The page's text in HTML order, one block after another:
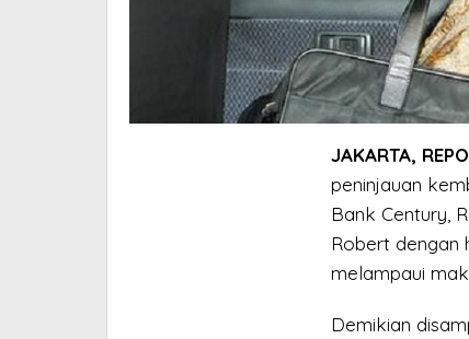
JAKARTA,
peninjauan
Bank Century,
Robert dengan
melampaui
Demikian